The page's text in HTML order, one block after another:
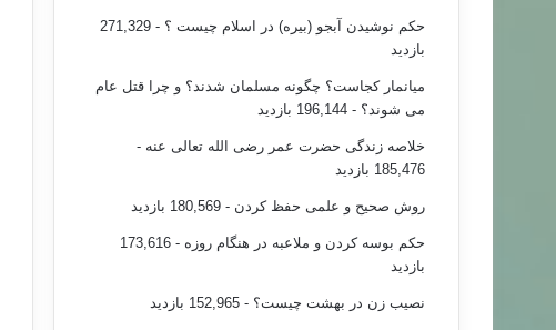
حکم نوشیدن آبجو (بیره) در اسلام چیست ؟
- 271,329
بازدید
میانمار کجاست؟ چگونه مسلمان شدند؟ و چرا قتل عام
می شوند؟ - 196,144 بازدید
خلاصه زندگی حضرت عمر رضی الله تعالی عنه -
185,476 بازدید
روش صحیح و علمی حفظ کردن - 180,569 بازدید
حکم بوسه کردن و ملاعبه در هنگام روزه
- 173,616
بازدید
نصیب زن در بهشت چیست؟ - 152,965 بازدید